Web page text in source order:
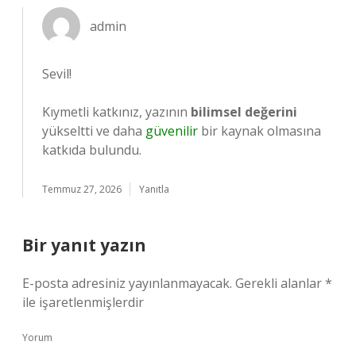
admin
Sevil!
Kıymetli katkınız, yazının bilimsel değerini
yükseltti ve daha güvenilir bir kaynak olmasına
katkıda bulundu.
Temmuz 27, 2026 Yanıtla
Bir yanıt yazın
E-posta adresiniz yayınlanmayacak. Gerekli alanlar*
ile işaretlenmişlerdir
Yorum